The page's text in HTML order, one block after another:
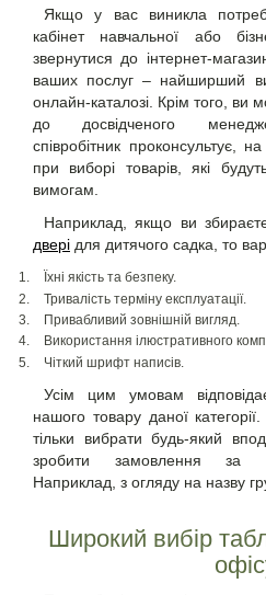
Якщо у вас виникла
кабінетнавчальної або
звернутися до інтернет-
ваших послуг – найширший
онлайн-каталозі. Крім того, ви
до досвідченого
співробітник проконсультує,
при виборі товарів, які
вимогам.
Наприклад, якщо ви
двері для дитячого садка , то
Їхні якість та безпеку.
Тривалість терміну експлуатації.
Привабливий зовнішній вигляд.
Використання ілюстративного
Чіткий шрифт написів.
Усім цим умовам
нашого товару даної
тільки вибрати будь-який
зробити замовлення за
Наприклад, з огляду на назву
Широкий вибір